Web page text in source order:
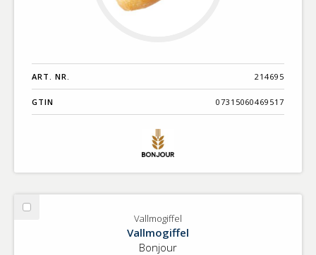
ART. NR. 214695
GTIN 07315060469517
Välj
Vallmogiffel
Vallmogiffel
Bonjour